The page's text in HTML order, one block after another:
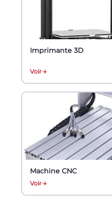
Imprimante 3D
Voir
Machine CNC
Voir